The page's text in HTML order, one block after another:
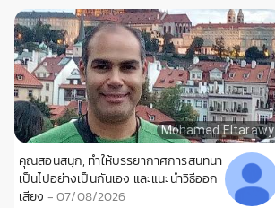
Mohamed Eltarawy
คุณสอนสนุก, ทำให้บรรยากาศการสนทนา
เป็นไปอย่างเป็นกันเอง และแนะนำวิธีออก
เสียง - 07/08/2026